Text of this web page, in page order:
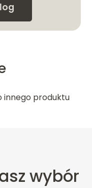
innego produktu
wybór